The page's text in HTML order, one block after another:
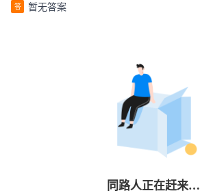
答 暂无答案
同路人正在赶来…